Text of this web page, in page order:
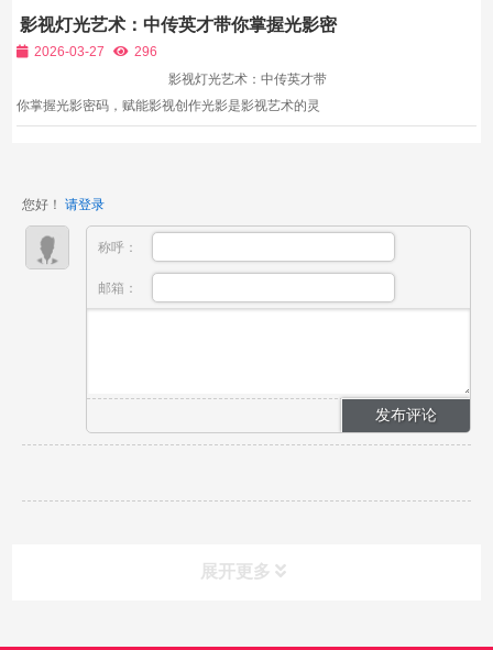
上班族的首选副业赛道——不用找真人演员，不用租拍
摄器材，不用组建后期团队，借助AI工具，就能快速制
影视灯光艺术：中传英才带你掌握光影密
码，赋能影视创作
2026-03-27
296
影视灯光艺术：中传英才带
你掌握光影密码，赋能影视创作光影是影视艺术的灵
您好！ 请登录
称呼：
邮箱：
展开更多